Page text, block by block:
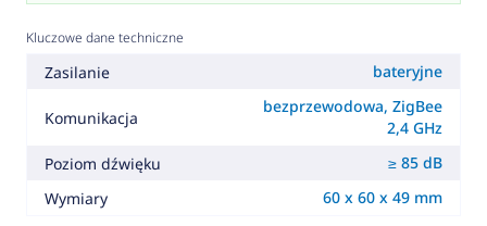
Kluczowe dane techniczne
Zasilanie bateryjne
Komunikacja
bezprzewodowa, ZigBee
2,4 GHz
Poziom dźwięku
≥ 85 dB
Wymiary
60 x 60 x 49 mm